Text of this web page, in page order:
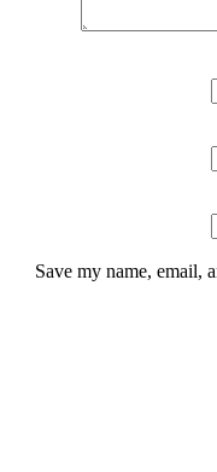
Save my name, email,